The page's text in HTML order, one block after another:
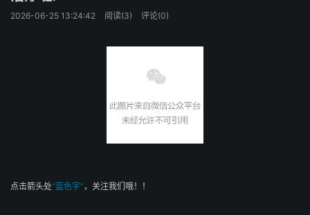
2026-06-25 13:24:42 阅读(3) 评论(0)
点击箭头处“蓝色字” ，关注我们哦！！